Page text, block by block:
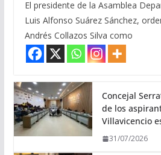
El presidente de la Asamblea
Luis Alfonso Suárez Sánchez,
Andrés Collazos Silva como
Concejal
de los
Villavicencio
31/07/2026